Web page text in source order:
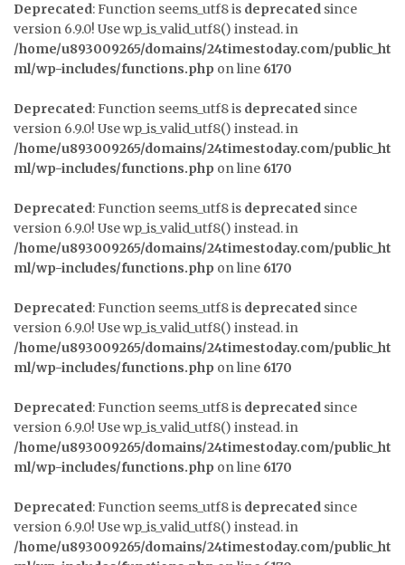
Deprecated: Function seems_utf8 is deprecated since
version 6.9.0! Use wp_is_valid_utf8() instead. in
/home/u893009265/domains/24timestoday.com/public_ht
ml/wp-includes/functions.php on line 6170
Deprecated: Function seems_utf8 is deprecated since
version 6.9.0! Use wp_is_valid_utf8() instead. in
/home/u893009265/domains/24timestoday.com/public_ht
ml/wp-includes/functions.php on line 6170
Deprecated: Function seems_utf8 is deprecated since
version 6.9.0! Use wp_is_valid_utf8() instead. in
/home/u893009265/domains/24timestoday.com/public_ht
ml/wp-includes/functions.php on line 6170
Deprecated: Function seems_utf8 is deprecated since
version 6.9.0! Use wp_is_valid_utf8() instead. in
/home/u893009265/domains/24timestoday.com/public_ht
ml/wp-includes/functions.php on line 6170
Deprecated: Function seems_utf8 is deprecated since
version 6.9.0! Use wp_is_valid_utf8() instead. in
/home/u893009265/domains/24timestoday.com/public_ht
ml/wp-includes/functions.php on line 6170
Deprecated: Function seems_utf8 is deprecated since
version 6.9.0! Use wp_is_valid_utf8() instead. in
/home/u893009265/domains/24timestoday.com/public_ht